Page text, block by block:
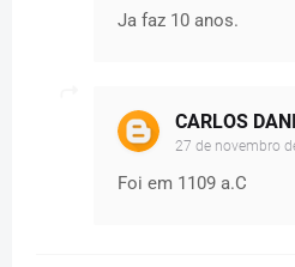
Ja faz 10 anos.
CARLOS
27 de novembro
Foi em 1109 a.C